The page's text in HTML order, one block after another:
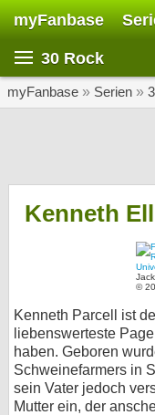
myFanbase
30 Rock
myFanbase » Serien »
Kenneth
©
Kenneth Parcell ist
liebenswerteste
haben. Geboren
Schweinefarmers in
sein Vater jedoch
Mutter ein, der